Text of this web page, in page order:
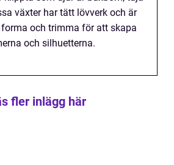
växter har tätt lövverk och är
och trimma för att skapa
och silhuetterna.
fler inlägg här